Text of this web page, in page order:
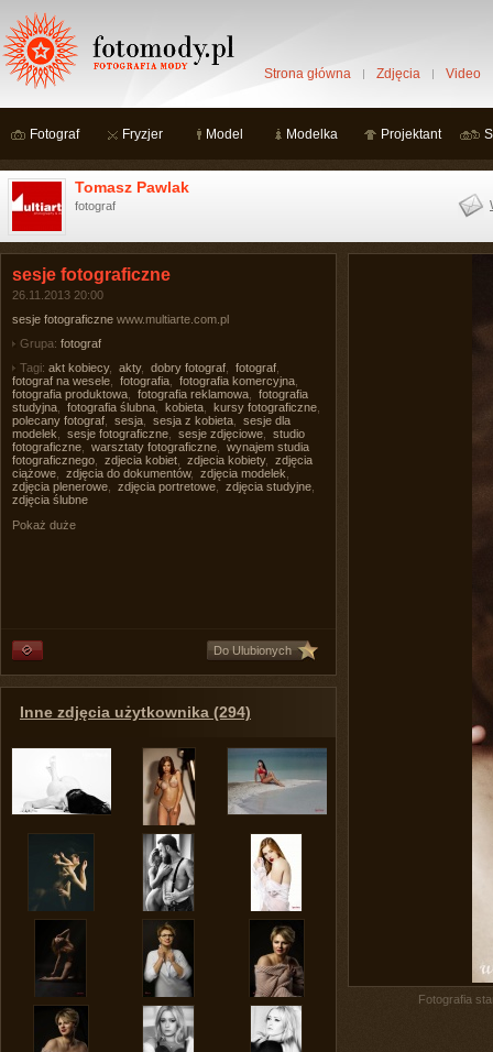
Strona główna Zdjęcia Video
Fotograf Fryzjer Model Modelka Projektant
Tomasz Pawlak
fotograf
sesje fotograficzne
26.11.2013 20:00
sesje fotograficzne www.multiarte.com.pl
Grupa: fotograf
Tagi: akt kobiecy, akty, dobry fotograf fotograf
fotograf na wesele
fotografia fotografia komercyjna
fotografia produktowa
fotografia reklamowa
fotografia
studyjna
fotografia ślubna kobieta kursy fotograficzne
polecany fotograf
sesja sesja z kobieta
sesje dla
modelek
sesje fotograficzne sesje zdjęciowe
studio
fotograficzne
warsztaty fotograficzne
wynajem studia
fotograficznego
zdjecia kobiet zdjecia kobiety,
zdjęcia
ciążowe
zdjęcia do dokumentów, zdjęcia modelek
zdjęcia plenerowe
zdjęcia portretowe zdjęcia studyjne
zdjęcia ślubne
Pokaż duże
Do Ulubionych
Inne zdjęcia użytkownika (294)
Fotografia